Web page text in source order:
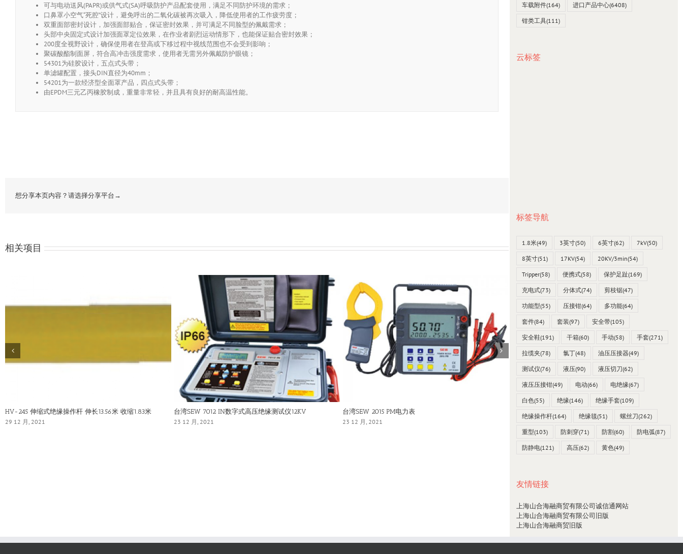
可与电动送风(PAPR)或供气式(SA)呼吸防护产品配套使用，满足不同防护环境的需求；
口鼻罩小空气“死腔”设计，避免呼出的二氧化碳被再次吸入，降低使用者的工作疲劳度；
双重面部密封设计，加强面部贴合，保证密封效果，并可满足不同脸型的佩戴需求；
头部中央固定式设计加强面罩定位效果，在作业者剧烈运动情形下，也能保证贴合密封效果；
200度全视野设计，确保使用者在登高或下移过程中视线范围也不会受到影响；
聚碳酸酯制面屏，符合高冲击强度需求，使用者无需另外佩戴防护眼镜；
54301为硅胶设计，五点式头带；
单滤罐配置，接头DIN直径为40mm；
54201为一款经济型全面罩产品，四点式头带；
由EPDM三元乙丙橡胶制成，重量非常轻，并且具有良好的耐高温性能。
想分享本页内容？请选择分享平台→
相关项目
HV-245 伸缩式绝缘操作杆 伸长13.56米 收缩1.83米
29 12 月, 2021
台湾SEW 7012 IN数字式高压绝缘测试仪12KV
23 12 月, 2021
台湾SEW 2015 PM电力表
23 12 月, 2021
23 12 月, 2021
车载附件(164) 进口产品中心(6408)
钳类工具(111)
云标签
标签导航
1.8米(49) 3英寸(50) 6英寸(62) 7kV(50)
8英寸(51) 17KV(54) 20KV/3min(54)
Tripper(58) 便携式(58) 保护足趾(169)
充电式(73) 分体式(74) 剪枝锯(47)
功能型(55) 压接钳(64) 多功能(64)
套件(84) 套装(97) 安全带(105)
安全鞋(191) 干箱(60) 手动(58) 手套(271)
拉缆夹(78) 氯丁(48) 油压压接器(49)
测试仪(76) 液压(90) 液压切刀(62)
液压压接钳(49) 电动(66) 电绝缘(67)
白色(55) 绝缘(146) 绝缘手套(109)
绝缘操作杆(164) 绝缘毯(51) 螺丝刀(262)
重型(103) 防刺穿(71) 防割(60) 防电弧(87)
防静电(121) 高压(62) 黄色(49)
友情链接
上海山合海融商贸有限公司诚信通网站
上海山合海融商贸有限公司旧版
上海山合海融商贸旧版